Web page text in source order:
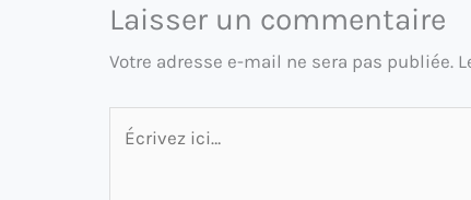
Laisser un commentaire
Votre adresse e-mail ne sera pas publiée.
Écrivez